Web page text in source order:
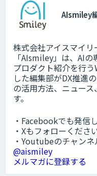
AIsmiley
株式会社アイスマイ
「AIsmiley」は、AI
プロダクト紹介を行
した編集部がDX推進
の活用方法、ニュー
す。
・Facebookでも発信
・Xもフォローくださ
・Youtubeのチャン
@aismiley
メルマガに登録する